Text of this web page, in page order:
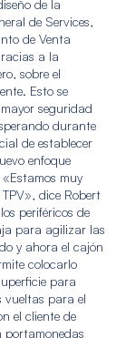
de la
de Services,
de Venta
a la
sobre el
Esto se
seguridad
durante
de establecer
enfoque
muy
dice Robert
periféricos de
para agilizar las
y ahora el cajón
colocarlo
para
vueltas para el
el cliente de
portamonedas